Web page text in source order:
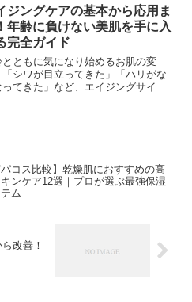
この記事では、20代特有の乾燥肌の
と、効果的なケア方...
ジングケアの基本から応用ま
年齢に負けない美肌を手に入
完全ガイド
とともに気になり始めるお肌の変
「シワが目立ってきた」「ハリがな
ってきた」など、エイジングサイン
パコス比較】乾燥肌におすすめの高
ンケア12選｜プロが選ぶ最強保湿
ム
改善！